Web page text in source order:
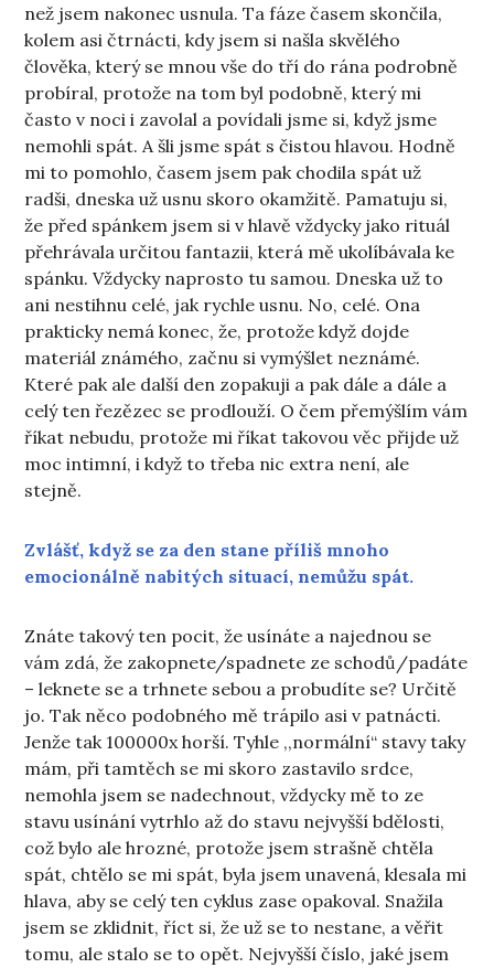
než jsem nakonec usnula. Ta fáze časem skončila,
kolem asi čtrnácti, kdy jsem si našla skvělého
člověka, který se mnou vše do tří do rána podrobně
probíral, protože na tom byl podobně, který mi
často v noci i zavolal a povídali jsme si, když jsme
nemohli spát. A šli jsme spát s čistou hlavou. Hodně
mi to pomohlo, časem jsem pak chodila spát už
radši, dneska už usnu skoro okamžitě. Pamatuju si,
že před spánkem jsem si v hlavě vždycky jako rituál
přehrávala určitou fantazii, která mě ukolíbávala ke
spánku. Vždycky naprosto tu samou. Dneska už to
ani nestihnu celé, jak rychle usnu. No, celé. Ona
prakticky nemá konec, že, protože když dojde
materiál známého, začnu si vymýšlet neznámé.
Které pak ale další den zopakuji a pak dále a dále a
celý ten řezězec se prodlouží. O čem přemýšlím vám
říkat nebudu, protože mi říkat takovou věc přijde už
moc intimní, i když to třeba nic extra není, ale
stejně.
Zvlášť, když se za den stane příliš mnoho
emocionálně nabitých situací, nemůžu spát.
Znáte takový ten pocit, že usínáte a najednou se
vám zdá, že zakopnete/spadnete ze schodů/padáte
– leknete se a trhnete sebou a probudíte se? Určitě
jo. Tak něco podobného mě trápilo asi v patnácti.
Jenže tak 100000x horší. Tyhle ,,normální“ stavy taky
mám, při tamtěch se mi skoro zastavilo srdce,
nemohla jsem se nadechnout, vždycky mě to ze
stavu usínání vytrhlo až do stavu nejvyšší bdělosti,
což bylo ale hrozné, protože jsem strašně chtěla
spát, chtělo se mi spát, byla jsem unavená, klesala mi
hlava, aby se celý ten cyklus zase opakoval. Snažila
jsem se zklidnit, říct si, že už se to nestane, a věřit
tomu, ale stalo se to opět. Nejvyšší číslo, jaké jsem